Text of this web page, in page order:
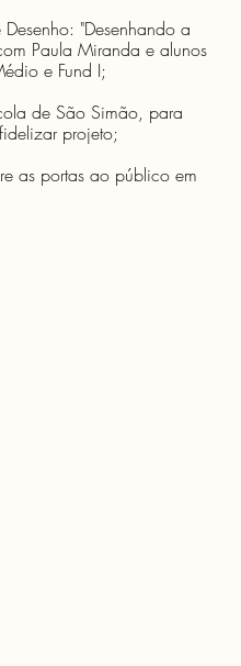
"Desenhando a
Paula Miranda e alunos
e Fund I;
de São Simão, para
projeto;
as portas ao público em